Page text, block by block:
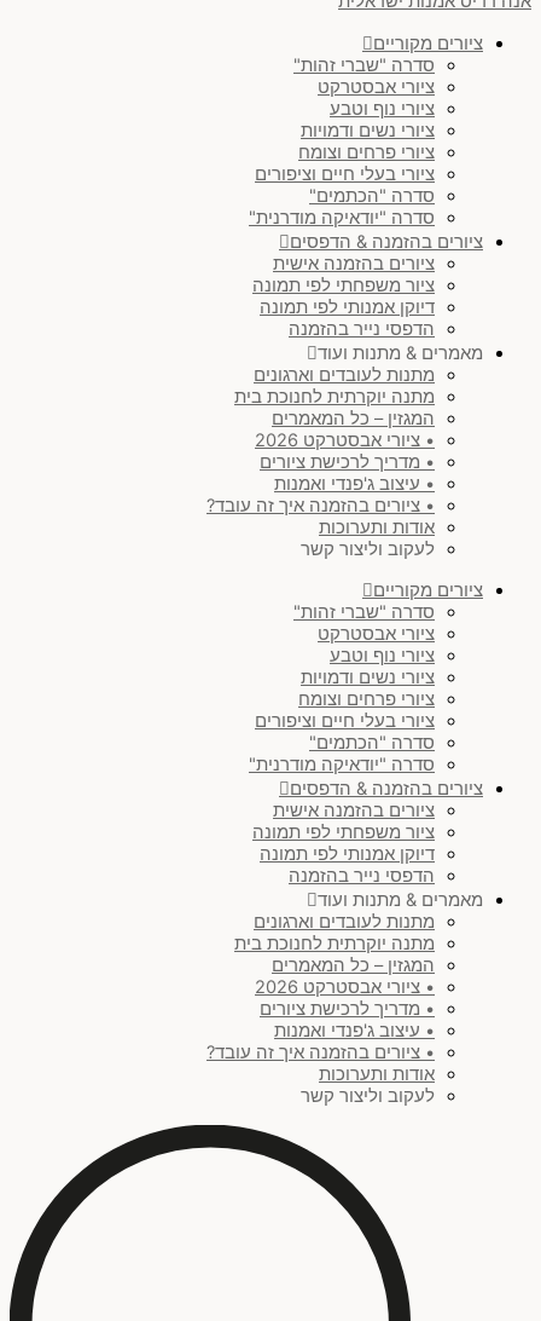
ציורים מקוריים
סדרה "שברי זהות"
ציורי אבסטרקט
ציורי נוף וטבע
ציורי נשים ודמויות
ציורי פרחים וצומח
ציורי בעלי חיים וציפורים
סדרה "הכתמים"
סדרה "יודאיקה מודרנית"
ציורים בהזמנה & הדפסים
ציורים בהזמנה אישית
ציור משפחתי לפי תמונה
דיוקן אמנותי לפי תמונה
הדפסי נייר בהזמנה
מאמרים & מתנות ועוד
מתנות לעובדים וארגונים
מתנה יוקרתית לחנוכת בית
המגזין – כל המאמרים
• ציורי אבסטרקט 2026
• מדריך לרכישת ציורים
• עיצוב ג'פנדי ואמנות
• ציורים בהזמנה איך זה עובד?
אודות ותערוכות
לעקוב וליצור קשר
ציורים מקוריים
סדרה "שברי זהות"
ציורי אבסטרקט
ציורי נוף וטבע
ציורי נשים ודמויות
ציורי פרחים וצומח
ציורי בעלי חיים וציפורים
סדרה "הכתמים"
סדרה "יודאיקה מודרנית"
ציורים בהזמנה & הדפסים
ציורים בהזמנה אישית
ציור משפחתי לפי תמונה
דיוקן אמנותי לפי תמונה
הדפסי נייר בהזמנה
מאמרים & מתנות ועוד
מתנות לעובדים וארגונים
מתנה יוקרתית לחנוכת בית
המגזין – כל המאמרים
• ציורי אבסטרקט 2026
• מדריך לרכישת ציורים
• עיצוב ג'פנדי ואמנות
• ציורים בהזמנה איך זה עובד?
אודות ותערוכות
לעקוב וליצור קשר